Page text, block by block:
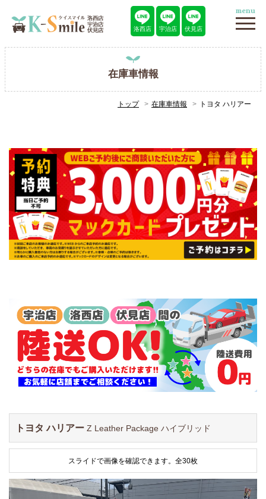
洛西店 宇治店 伏見店
menu
在庫車情報
トップ 在庫車情報 トヨタ ハリアー
トヨタ ハリアー Z Leather Package ハイブリッド
スライドで画像を確認できます。 全30枚